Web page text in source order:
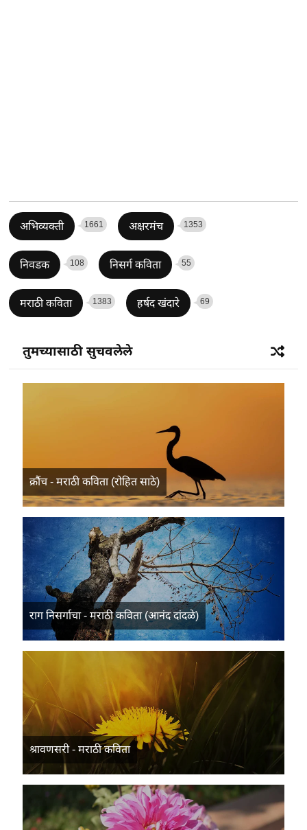
अभिव्यक्ती 1661 अक्षरमंच 1353
निवडक 108 निसर्ग कविता 55
मराठी कविता 1383 हर्षद खंदारे 69
तुमच्यासाठी सुचवलेले
क्रौंच - मराठी कविता (रोहित साठे)
राग निसर्गाचा - मराठी कविता (आनंद दांदळे)
श्रावणसरी - मराठी कविता